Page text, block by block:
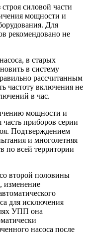
силовой части
мощности и
Для
рекомендовано не
в старых
в систему
рассчитанным
частоту включения не
в час.
мощности и
часть приборов серии
Подтверждением
и многолетняя
по всей территории
второй половины
изменение
для исключения
УПП она
насоса после